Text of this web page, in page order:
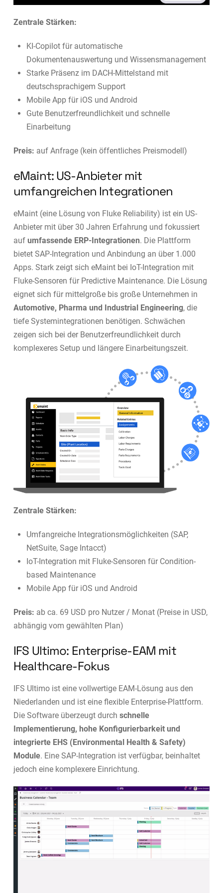
Zentrale Stärken:
KI-Copilot für automatische
Dokumentenauswertung und Wissensmanagement
Starke Präsenz im DACH-Mittelstand mit
deutschsprachigem Support
Mobile App für iOS und Android
Gute Benutzerfreundlichkeit und schnelle
Einarbeitung
Preis: auf Anfrage (kein öffentliches Preismodell)
eMaint: US-Anbieter mit
umfangreichen Integrationen
eMaint (eine Lösung von Fluke Reliability) ist ein US-
Anbieter mit über 30 Jahren Erfahrung und fokussiert
auf umfassende ERP-Integrationen. Die Plattform
bietet SAP-Integration und Anbindung an über 1.000
Apps. Stark zeigt sich eMaint bei IoT-Integration mit
Fluke-Sensoren für Predictive Maintenance. Die Lösung
eignet sich für mittelgroße bis große Unternehmen in
Automotive, Pharma und Industrial Engineering, die
tiefe Systemintegrationen benötigen. Schwächen
zeigen sich bei der Benutzerfreundlichkeit durch
komplexeres Setup und längere Einarbeitungszeit.
Zentrale Stärken:
Umfangreiche Integrationsmöglichkeiten (SAP,
NetSuite, Sage Intacct)
IoT-Integration mit Fluke-Sensoren für Condition-
based Maintenance
Mobile App für iOS und Android
Preis: ab ca. 69 USD pro Nutzer / Monat (Preise in USD,
abhängig vom gewählten Plan)
IFS Ultimo: Enterprise-EAM mit
Healthcare-Fokus
IFS Ultimo ist eine vollwertige EAM-Lösung aus den
Niederlanden und ist eine flexible Enterprise-Plattform.
Die Software überzeugt durch schnelle
Implementierung, hohe Konfigurierbarkeit und
integrierte EHS (Environmental Health & Safety)
Module. Eine SAP-Integration ist verfügbar, beinhaltet
jedoch eine komplexere Einrichtung.